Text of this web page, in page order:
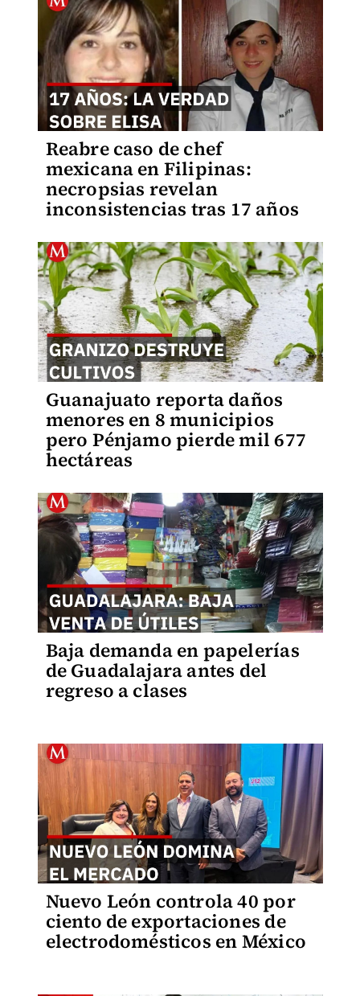
Reabre caso de chef
mexicana en Filipinas:
necropsias revelan
inconsistencias tras 17 años
Guanajuato reporta daños
menores en 8 municipios
pero Pénjamo pierde mil 677
hectáreas
Baja demanda en papelerías
de Guadalajara antes del
regreso a clases
Nuevo León controla 40 por
ciento de exportaciones de
electrodomésticos en México